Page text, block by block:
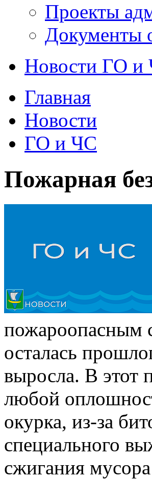
Проекты
Документы
Новости ГО и
Главная
Новости
ГО и ЧС
Пожарная
пожароопасным
осталась
выросла. В этот
любой
окурка, из-за
специального
сжигания